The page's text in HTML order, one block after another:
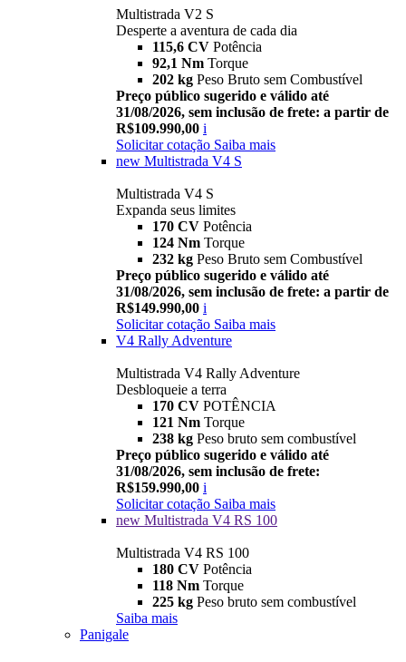
Multistrada V2 S
Desperte a aventura de cada dia
115,6 CV Potência
92,1 Nm Torque
202 kg Peso Bruto sem Combustível
Preço público sugerido e válido até
31/08/2026, sem inclusão de frete: a partir de
R$109.990,00 i
Solicitar cotação Saiba mais
new Multistrada V4 S
Multistrada V4 S
Expanda seus limites
170 CV Potência
124 Nm Torque
232 kg Peso Bruto sem Combustível
Preço público sugerido e válido até
31/08/2026, sem inclusão de frete: a partir de
R$149.990,00 i
Solicitar cotação Saiba mais
V4 Rally Adventure
Multistrada V4 Rally Adventure
Desbloqueie a terra
170 CV POTÊNCIA
121 Nm Torque
238 kg Peso bruto sem combustível
Preço público sugerido e válido até
31/08/2026, sem inclusão de frete:
R$159.990,00 i
Solicitar cotação Saiba mais
new Multistrada V4 RS 100
Multistrada V4 RS 100
180 CV Potência
118 Nm Torque
225 kg Peso bruto sem combustível
Saiba mais
Panigale